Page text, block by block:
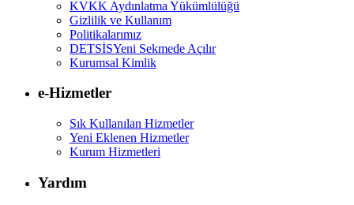
KVKK Aydınlatma Yükümlülüğü
Gizlilik ve Kullanım
Politikalarımız
DETSİSYeni Sekmede Açılır
Kurumsal Kimlik
e-Hizmetler
Sık Kullanılan Hizmetler
Yeni Eklenen Hizmetler
Kurum Hizmetleri
Yardım